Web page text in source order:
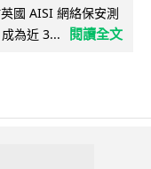
國 AISI 網絡保安測
為近 3...
閱讀全文